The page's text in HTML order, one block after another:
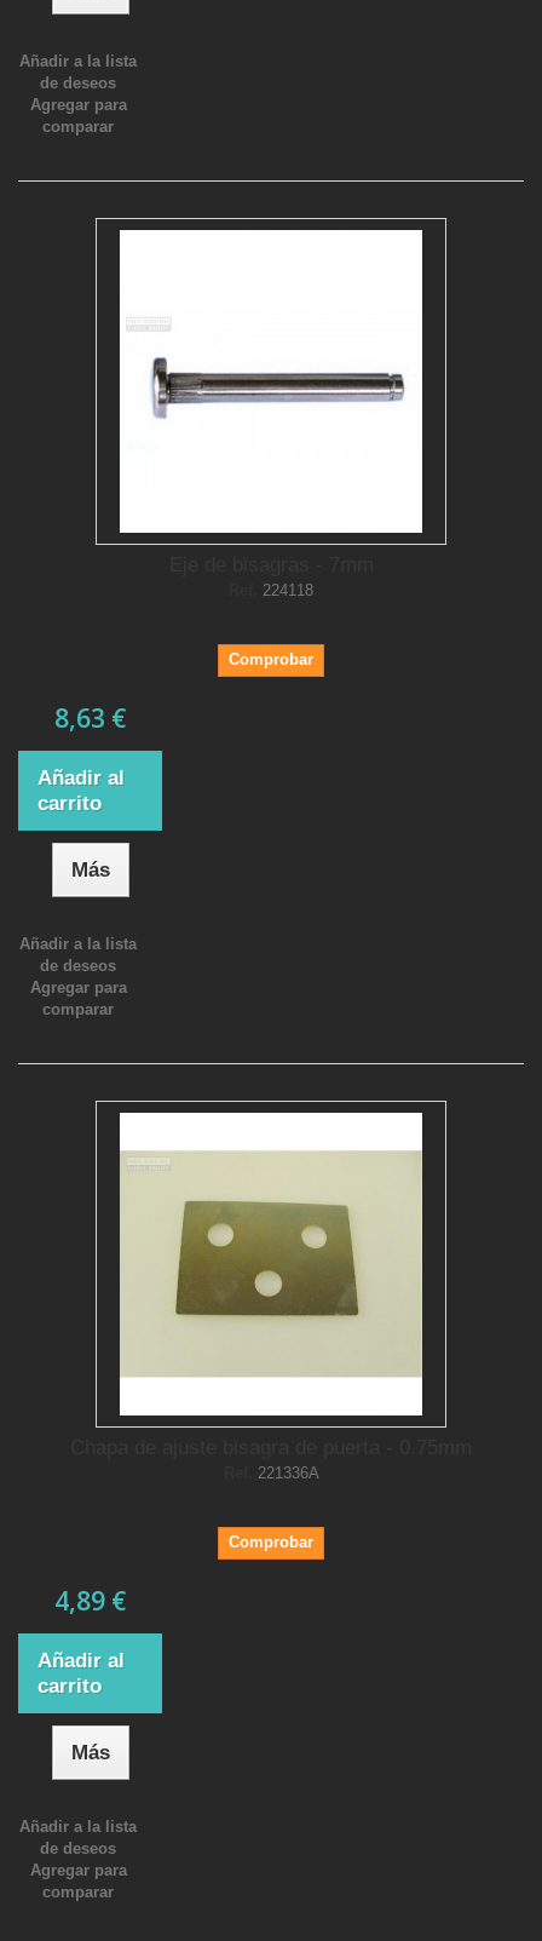
Añadir a la lista
de deseos
Agregar para
comparar
224118
Comprobar
8,63 €
Añadir al
carrito
Más
Añadir a la lista
de deseos
Agregar para
comparar
221336A
Comprobar
4,89 €
Añadir al
carrito
Más
Añadir a la lista
de deseos
Agregar para
comparar